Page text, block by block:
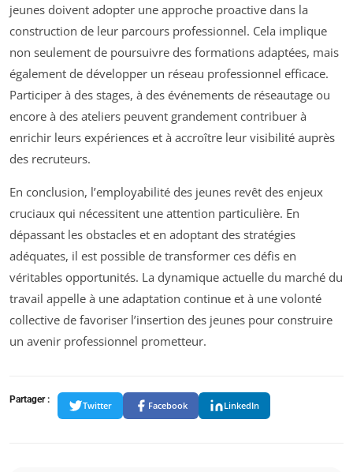
jeunes doivent adopter une approche proactive dans la
construction de leur parcours professionnel. Cela implique
non seulement de poursuivre des formations adaptées, mais
également de développer un réseau professionnel efficace.
Participer à des stages, à des événements de réseautage ou
encore à des ateliers peuvent grandement contribuer à
enrichir leurs expériences et à accroître leur visibilité auprès
des recruteurs.
En conclusion, l’employabilité des jeunes revêt des enjeux
cruciaux qui nécessitent une attention particulière. En
dépassant les obstacles et en adoptant des stratégies
adéquates, il est possible de transformer ces défis en
véritables opportunités. La dynamique actuelle du marché du
travail appelle à une adaptation continue et à une volonté
collective de favoriser l’insertion des jeunes pour construire
un avenir professionnel prometteur.
Partager :
Twitter Facebook LinkedIn